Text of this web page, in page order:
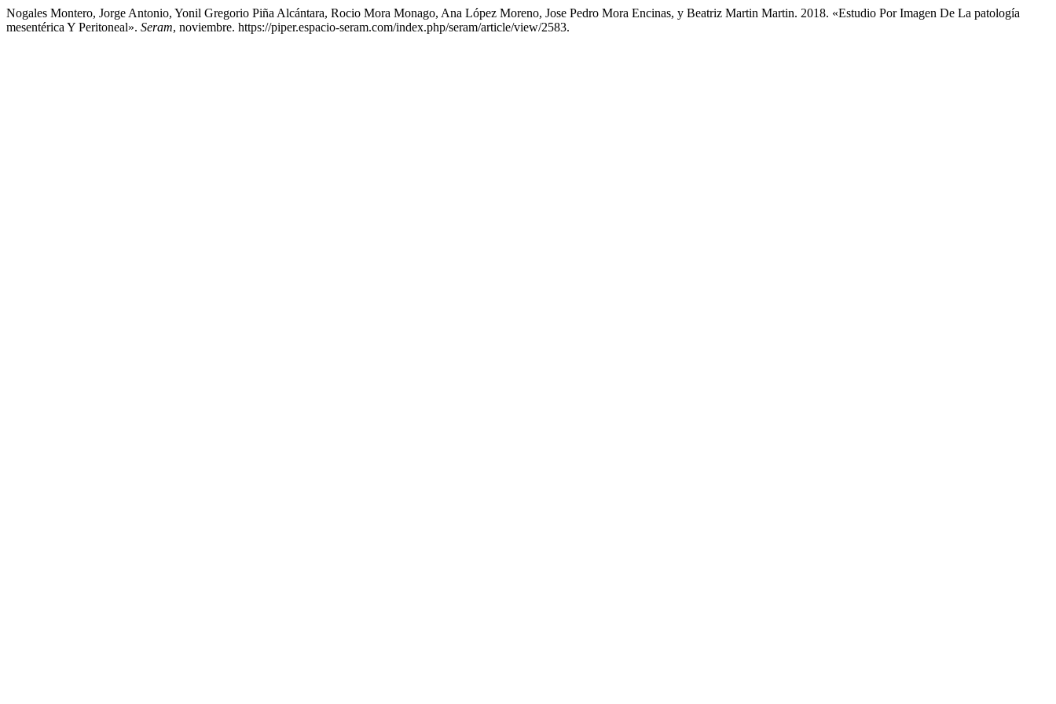
Nogales Montero, Jorge Antonio, Yonil Gregorio Piña Alcántara, Rocio Mora Monago, Ana López Moreno, Jose Pedro Mora Encinas, y Beatriz Martin Martin. 2018. «Estudio Por Imagen De La patología
mesentérica Y Peritoneal». Seram, noviembre. https://piper.espacio-seram.com/index.php/seram/article/view/2583.